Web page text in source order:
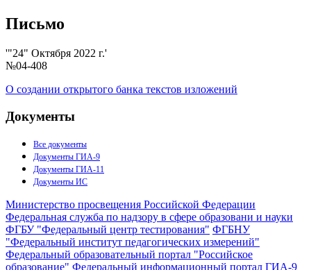
Письмо
'"24" Октября 2022 г.'
№04-408
О создании открытого банка текстов изложений
Документы
Все документы
Документы ГИА-9
Документы ГИА-11
Документы ИС
Министерство просвещения Российской Федерации
Федеральная служба по надзору в сфере образовани и науки
ФГБУ "Федеральный центр тестирования" ФГБНУ
"Федеральный институт педагогических измерений"
Федеральный образовательный портал "Российское
образование" Федеральный информационный портал ГИА-9